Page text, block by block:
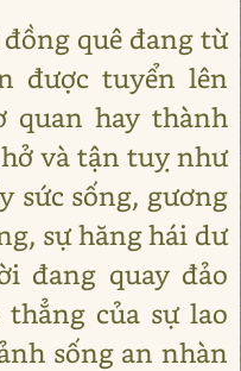
quê đang từ
được tuyển lên
quan hay thành
và tận tuỵ như
sức sống, gương
sự hăng hái dư
đang quay đảo
của sự lao
sống an nhàn